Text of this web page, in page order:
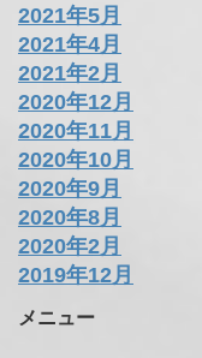
2021年5月
2021年4月
2021年2月
2020年12月
2020年11月
2020年10月
2020年9月
2020年8月
2020年2月
2019年12月
メニュー